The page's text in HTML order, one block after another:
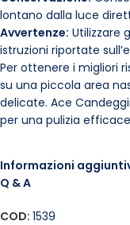
lontano dalla luce
Avvertenze: Utilizzare
istruzioni riportate
Per ottenere i migliori
su una piccola area
delicate. Ace
per una pulizia
Informazioni
Q & A
COD: 1539